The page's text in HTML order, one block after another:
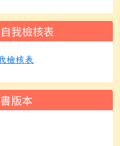
我檢核表
檢核表
版本